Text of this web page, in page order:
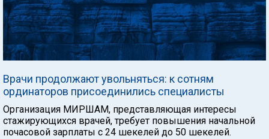
Врачи продолжают увольняться: к сотням
ординаторов присоединились специалисты
Организация МИРШАМ, представляющая интересы
стажирующихся врачей, требует повышения начальной
почасовой зарплаты с 24 шекелей до 50 шекелей.